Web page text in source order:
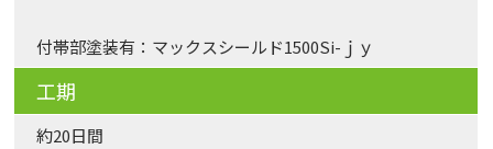
付帯部塗装有：マックスシールド1500Si-ｊｙ
工期
約20日間